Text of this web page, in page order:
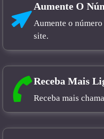
Aumente O
Aumente o
site.
Receba Mais
Receba mais